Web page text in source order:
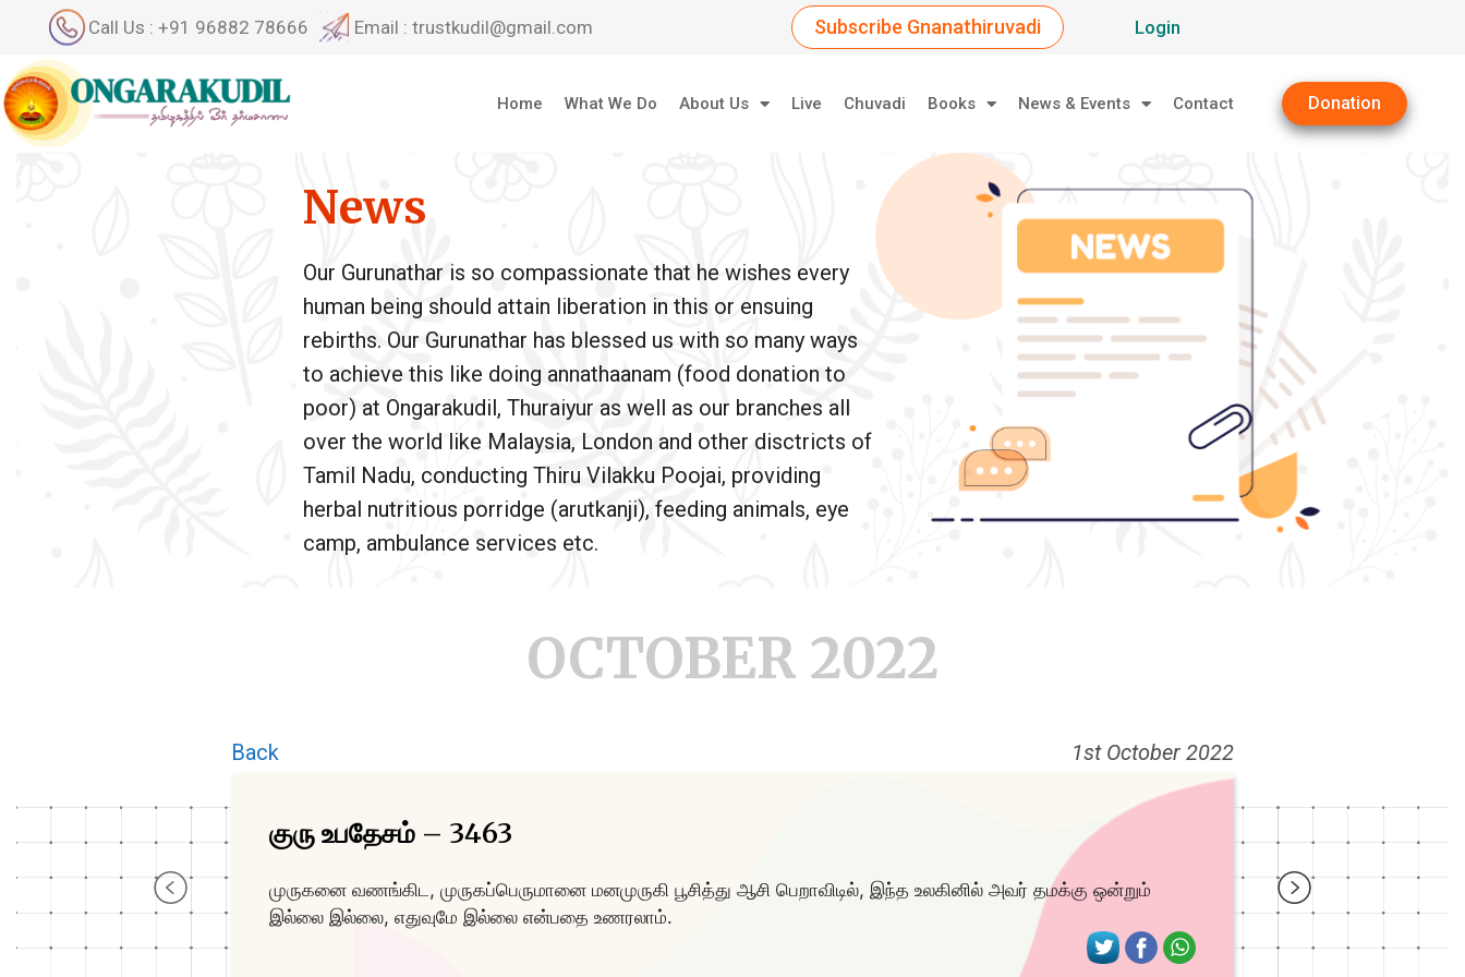
Call Us : +91 96882 78666 Email : trustkudil@gmail.com Subscribe Gnanathiruvadi Login
Home What We Do About Us Live Chuvadi Books News & Events Contact Donation
News
Our Gurunathar is so compassionate that he wishes every
human being should attain liberation in this or ensuing
rebirths. Our Gurunathar has blessed us with so many ways
to achieve this like doing annathaanam (food donation to
poor) at Ongarakudil, Thuraiyur as well as our branches all
over the world like Malaysia, London and other disctricts of
Tamil Nadu, conducting Thiru Vilakku Poojai, providing
herbal nutritious porridge (arutkanji), feeding animals, eye
camp, ambulance services etc.
OCTOBER 2022
Back 1st October 2022
குரு உபதேசம் – 3463
முருகனை வணங்கிட, முருகப்பெருமானை மனமுருகி பூசித்து ஆசி பெறாவிடில், இந்த உலகினில் அவர் தமக்கு ஒன்றும்
இல்லை இல்லை, எதுவுமே இல்லை என்பதை உணரலாம்.